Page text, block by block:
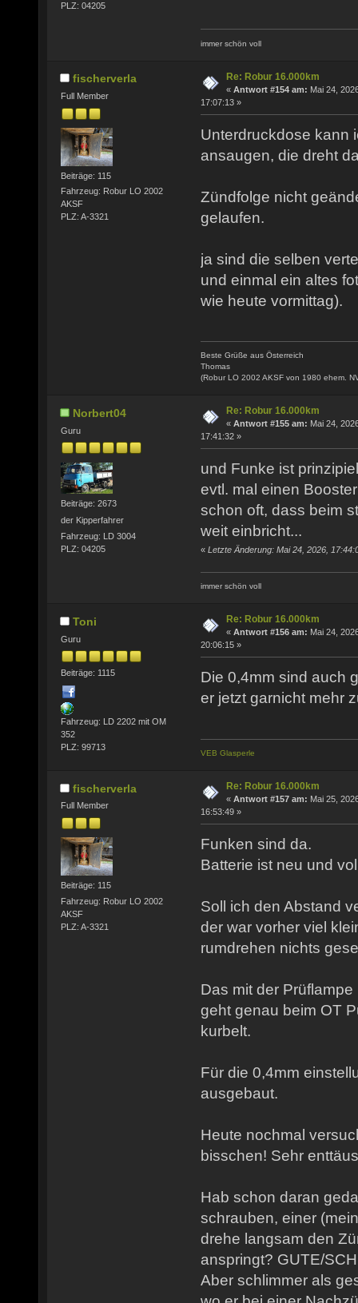
PLZ: 04205
immer schön voll
fischerverla
Full Member
Beiträge: 115
Fahrzeug: Robur LO 2002
AKSF
PLZ: A-3321
Re: Robur 16.000km
« Antwort #154 am: Mai 24,
17:07:13 »
Unterdruckdose kann
ansaugen, die dreht
Zündfolge nicht
gelaufen.
ja sind die selben
und einmal ein altes
wie heute vormittag).
Beste Grüße aus Österreich
Thomas
(Robur LO 2002 AKSF von 1980 ehem.
Norbert04
Guru
Beiträge: 2673
der Kipperfahrer
Fahrzeug: LD 3004
PLZ: 04205
Re: Robur 16.000km
« Antwort #155 am: Mai 24,
17:41:32 »
und Funke ist
evtl. mal einen
schon oft, dass beim
weit einbricht...
« Letzte Änderung: Mai 24, 2026,
immer schön voll
Toni
Guru
Beiträge: 1115
Fahrzeug: LD 2202 mit OM
352
PLZ: 99713
Re: Robur 16.000km
« Antwort #156 am: Mai 24,
20:06:15 »
Die 0,4mm sind auch
er jetzt garnicht mehr
VEB Glasperle
fischerverla
Full Member
Beiträge: 115
Fahrzeug: Robur LO 2002
AKSF
PLZ: A-3321
Re: Robur 16.000km
« Antwort #157 am: Mai 25,
16:53:49 »
Funken sind da.
Batterie ist neu und
Soll ich den Abstand
der war vorher viel
rumdrehen nichts
Das mit der
geht genau beim OT
kurbelt.
Für die 0,4mm
ausgebaut.
Heute nochmal
bisschen! Sehr
Hab schon daran
schrauben, einer
drehe langsam den
anspringt? GUTE/
Aber schlimmer als